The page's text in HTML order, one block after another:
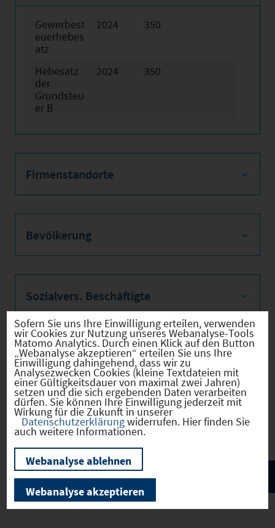
Gewerbest
euerhebes
atz
2024 350
Hebesatz
der
Grundsteu
er B
2024 350
Firmenstandorte
Bevölkerung
Sozialvers. Beschäftigte
Verkehrsinfrastruktur
Kommunale Infrastruktur
Sofern Sie uns Ihre Einwilligung erteilen, verwenden
wir Cookies zur Nutzung unseres Webanalyse-Tools
Matomo Analytics. Durch einen Klick auf den Button
„Webanalyse akzeptieren“ erteilen Sie uns Ihre
Einwilligung dahingehend, dass wir zu
Analysezwecken Cookies (kleine Textdateien mit
einer Gültigkeitsdauer von maximal zwei Jahren)
setzen und die sich ergebenden Daten verarbeiten
dürfen. Sie können Ihre Einwilligung jederzeit mit
Wirkung für die Zukunft in unserer
Datenschutzerklärungwiderrufen. Hier finden Sie
auch weitere Informationen.
Webanalyse ablehnen
Webanalyse akzeptieren